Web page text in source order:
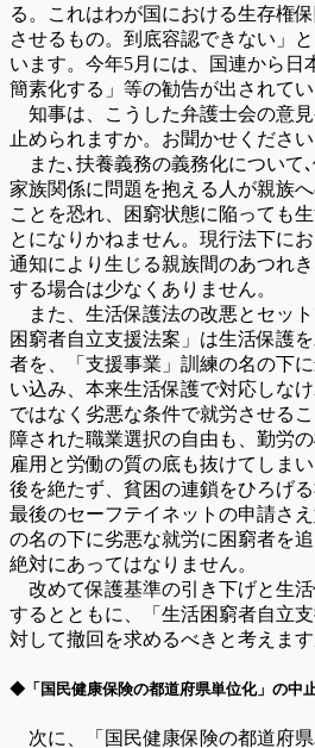
る。これはわが国における生存権
させるもの。到底容認できない」
います。今年5月には、国連から日
簡素化する」等の勧告が出されて
知事は、こうした弁護士会の意
止められますか。お聞かせください
また､扶養義務の義務化について
家族関係に問題を抱える人が親族
ことを恐れ、困窮状態に陥っても
とになりかねません。現行法下に
通知により生じる親族間のあつれ
する場合は少なくありません。
また、生活保護法の改悪とセッ
困窮者自立支援法案」は生活保護
者を、「支援事業」訓練の名の下
い込み、本来生活保護で対応しな
ではなく劣悪な条件で就労させる
障された職業選択の自由も、勤労
雇用と労働の質の底も抜けてしま
後を絶たず、貧困の連鎖をひろげ
最後のセーフテイネットの申請さ
の名の下に劣悪な就労に困窮者を
絶対にあってはなりません。
改めて保護基準の引き下げと生
するとともに、「生活困窮者自立
対して撤回を求めるべきと考えま
◆「国民健康保険の都道府県単位化」の中
次に、「国民健康保険の都道府県